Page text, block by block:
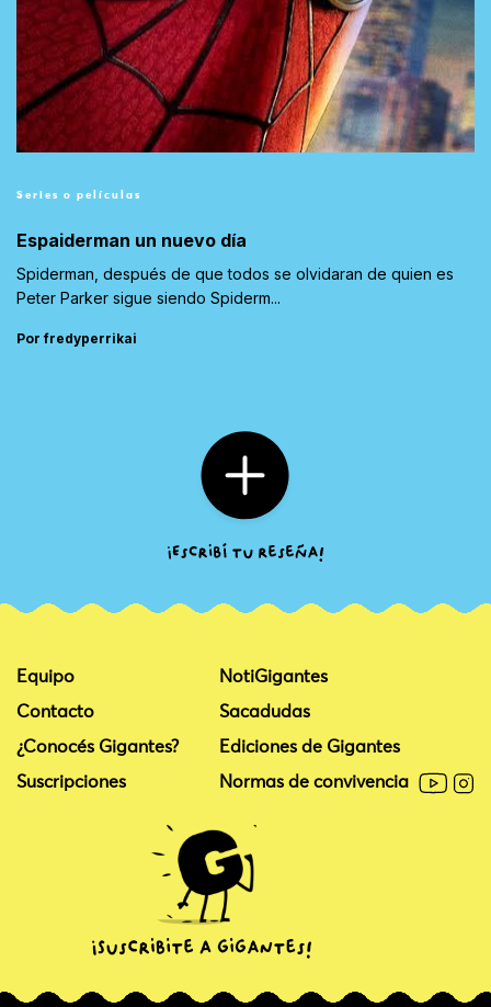
Series o películas
Espaiderman un nuevo día
Spiderman, después de que todos se olvidaran de quien es
Peter Parker sigue siendo Spiderm...
Por fredyperrikai
Equipo
Contacto
¿Conocés Gigantes?
Suscripciones
NotiGigantes
Sacadudas
Ediciones de Gigantes
Normas de convivencia